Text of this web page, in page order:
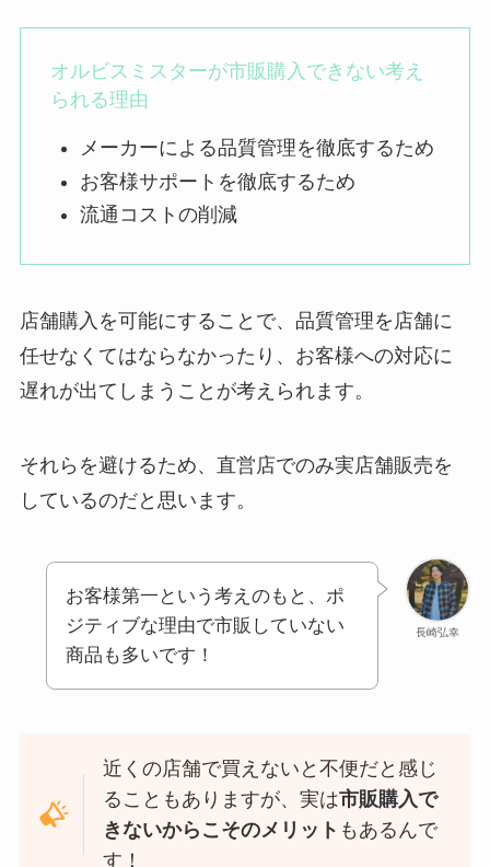
オルビスミスターが市販購入できない考え
られる理由
メーカーによる品質管理を徹底するため
お客様サポートを徹底するため
流通コストの削減
店舗購入を可能にすることで、品質管理を店舗に
任せなくてはならなかったり、お客様への対応に
遅れが出てしまうことが考えられます。
それらを避けるため、直営店でのみ実店舗販売を
しているのだと思います。
長崎弘幸
お客様第一という考えのもと、ポ
ジティブな理由で市販していない
商品も多いです！
近くの店舗で買えないと不便だと感じ
ることもありますが、実は市販購入で
きないからこそのメリット もあるんで
す！